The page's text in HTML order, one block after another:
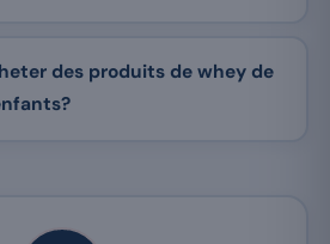
des produits de whey de